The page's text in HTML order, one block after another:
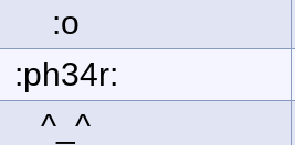
:o
:ph34r:
^_^